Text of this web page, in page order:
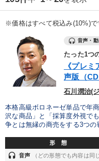
カテゴリー
優秀各社の智恵と戦略
若手異才経営者の発想
テーマ
仕事のスキルと人間力を高
※価格はすべて税込み(10%)で
音声・
たった1つ
《プレ
声版（
石川潤治(
本格高級ボロネーゼ単品で年
沢な商品」と「採算度外視で
争とは無縁の商売をする3つの
形 態
headset 音声 （どの形態でも内容は同